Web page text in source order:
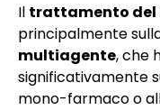
Il trattamento del
principalmente
multiagente, che
significativamente
mono-farmaco o